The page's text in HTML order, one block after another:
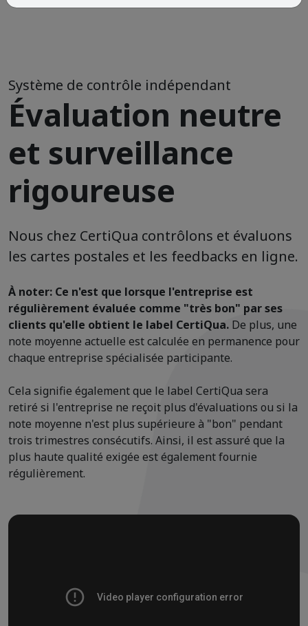
Système de contrôle indépendant
Évaluation neutre
et surveillance
rigoureuse
Nous chez CertiQua contrôlons et évaluons
les cartes postales et les feedbacks en ligne.
À noter: Ce n'est que lorsque l'entreprise est
régulièrement évaluée comme "très bon" par ses
clients qu'elle obtient le label CertiQua. De plus, une
note moyenne actuelle est calculée en permanence pour
chaque entreprise spécialisée participante.
Cela signifie également que le label CertiQua sera
retiré si l'entreprise ne reçoit plus d'évaluations ou si la
note moyenne n'est plus supérieure à "bon" pendant
trois trimestres consécutifs. Ainsi, il est assuré que la
plus haute qualité exigée est également fournie
régulièrement.